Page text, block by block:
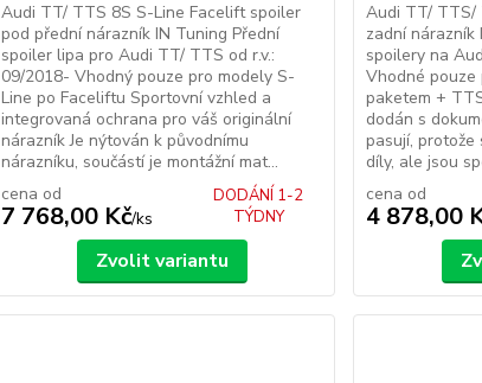
Audi TT/ TTS 8S S-Line Facelift spoiler
pod přední nárazník IN Tuning Přední
spoiler lipa pro Audi TT/ TTS od r.v.:
09/2018- Vhodný pouze pro modely S-
Line po Faceliftu Sportovní vzhled a
integrovaná ochrana pro váš originální
nárazník Je nýtován k původnímu
nárazníku, součástí je montážní mat...
cena od
7 768,00 Kč/ks
DODÁNÍ 1-2
TÝDNY
Zvolit variantu
Audi TT/ TTS/
zadní nárazník
spoilery na
Vhodné
paketem +
dodán s
pasují,
díly, ale jsou
cena od
4 878,00